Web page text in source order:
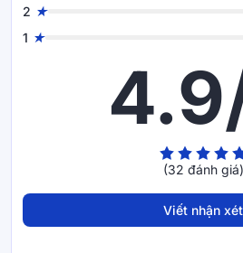
2
1
(32 đánh giá)
Viết nhận xét